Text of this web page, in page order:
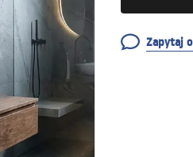
Zapytaj